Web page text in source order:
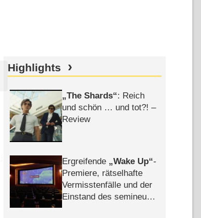
Highlights
The Shards : Reich
und schön … und tot?! –
Review
Ergreifende Wake Up -
Premiere, rätselhafte
Vermisstenfälle und der
Einstand des semineuen